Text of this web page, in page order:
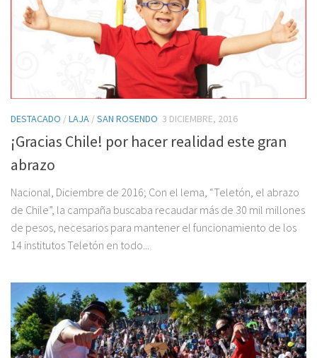
DESTACADO /LAJA /SAN ROSENDO 3 DICIEMBRE, 2016
¡Gracias Chile! por hacer realidad este gran
abrazo
Nacional, Diciembre de 2016; Con el lema, “Teletón, el abrazo
de Chile”, la campaña buscaba recaudar más de 30 mil millones
de pesos, necesarios para mantener el funcionamiento de los
14 institutos Teletón en todo...